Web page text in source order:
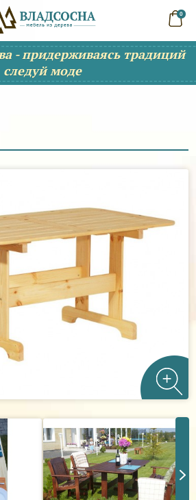
0
- придерживаясь традиций
следуй моде